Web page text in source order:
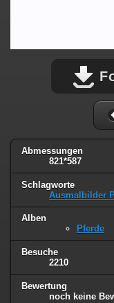
Abmessungen
821*587
Schlagworte
Ausmalbilder
Alben
Pferde
Besuche
2210
Bewertung
noch keine